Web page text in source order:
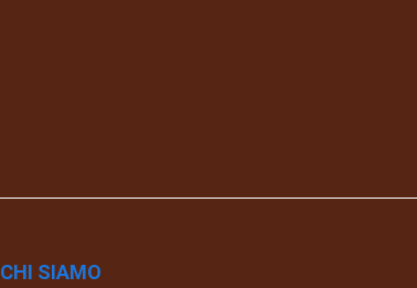
CHI SIAMO